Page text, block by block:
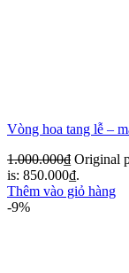
Vòng hoa tang lễ –
1.000.000₫ Original
is: 850.000₫.
Thêm vào giỏ hàng
-9%